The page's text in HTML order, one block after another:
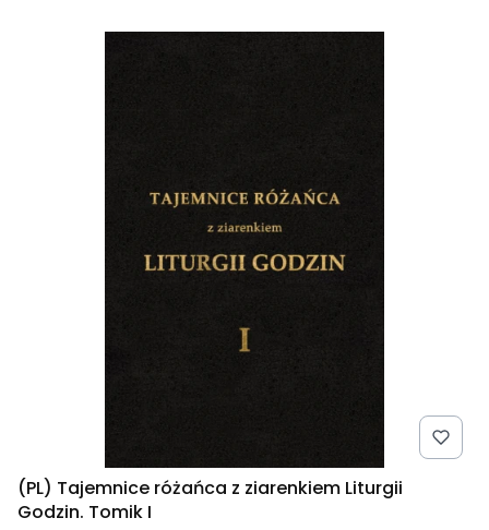
(PL) Tajemnice różańca z ziarenkiem Liturgii
Godzin. Tomik I